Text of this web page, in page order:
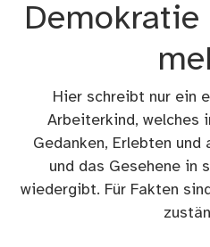
Hier schreibt nur ein
Arbeiterkind, welches
Gedanken, Erlebten und
und das Gesehene in
wiedergibt. Für Fakten